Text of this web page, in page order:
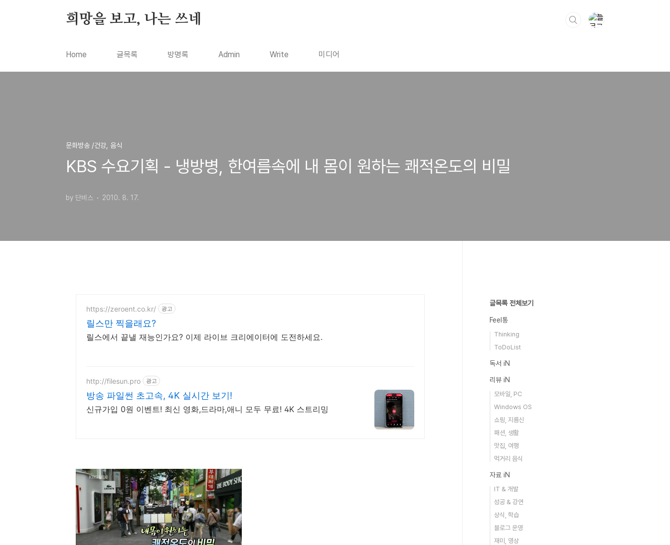
희망을 보고, 나는 쓰네
Home 글목록 방명록 Admin Write 미디어
문화방송 /건강, 음식
KBS 수요기획 - 냉방병, 한여름속에 내 몸이 원하는 쾌적온도의 비밀
by 단비스 2010. 8. 17.
https://zeroent.co.kr/ 광고
릴스만 찍을래요?
릴스에서 끝낼 재능인가요? 이제 라이브 크리에이터에 도전하세요.
http://filesun.pro 광고
방송 파일썬 초고속, 4K 실시간 보기!
신규가입 0원 이벤트! 최신 영화,드라마,애니 모두 무료! 4K 스트리밍
글목록 전체보기
Feel통
Thinking
ToDoList
독서 iN
리뷰 iN
모바일, PC
Windows OS
쇼핑, 지름신
패션, 생활
맛집, 여행
먹거리 음식
자료 iN
IT & 개발
성공 & 강연
상식, 학습
블로그 운영
재미, 영상